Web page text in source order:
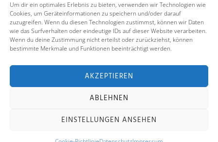
Um dir ein optimales Erlebnis zu bieten, verwenden wir Technologien wie
Cookies, um Geräteinformationen zu speichern und/oder darauf
zuzugreifen. Wenn du diesen Technologien zustimmst, können wir Daten
wie das Surfverhalten oder eindeutige IDs auf dieser Website verarbeiten.
Wenn du deine Zustimmung nicht erteilst oder zurückziehst, können
bestimmte Merkmale und Funktionen beeinträchtigt werden.
AKZEPTIEREN
ABLEHNEN
EINSTELLUNGEN ANSEHEN
Soziale Medien
Facebook
Instagram
X (ehemals Twitter)
Datenschutz Cookie-Richtlinie
Kontakt